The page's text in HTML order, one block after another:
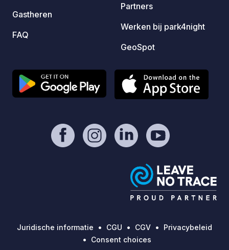
Gastheren
FAQ
Partners
Werken bij park4night
GeoSpot
Juridische informatie CGU CGV
Privacybeleid
Consent choices